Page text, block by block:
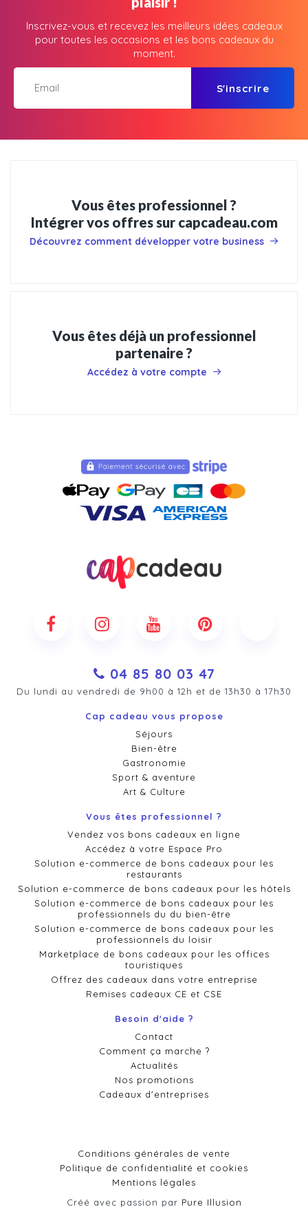
Inscrivez-vous et recevez les meilleurs idées cadeaux
pour toutes les occasions et les bons cadeaux du
moment.
S'inscrire
Vous êtes professionnel ?
Intégrer vos offres sur capcadeau.com
Découvrez comment développer votre business
Vous êtes déjà un professionnel
partenaire ?
Accédez à votre compte
04 85 80 03 47
Du lundi au vendredi de 9h00 à 12h et de 13h30 à 17h30
Cap cadeau vous propose
Séjours
Bien-être
Gastronomie
Sport & aventure
Art & Culture
Vous êtes professionnel ?
Vendez vos bons cadeaux en ligne
Accédez à votre Espace Pro
Solution e-commerce de bons cadeaux pour les
restaurants
Solution e-commerce de bons cadeaux pour les hôtels
Solution e-commerce de bons cadeaux pour les
professionnels du du bien-être
Solution e-commerce de bons cadeaux pour les
professionnels du loisir
Marketplace de bons cadeaux pour les offices
touristiques
Offrez des cadeaux dans votre entreprise
Remises cadeaux CE et CSE
Besoin d'aide ?
Contact
Comment ça marche ?
Actualités
Nos promotions
Cadeaux d'entreprises
Conditions générales de vente
Politique de confidentialité et cookies
Mentions légales
Créé avec passion par Pure Illusion